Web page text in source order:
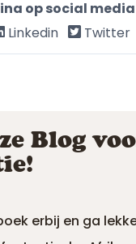
op social media
Linkedin Twitter
Blog
erbij en ga